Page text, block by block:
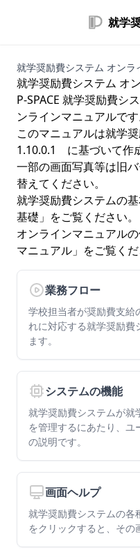
就学
就学奨励費システム オンラ
就学奨励費システム オ
P-SPACE 就学奨励費シ
ンラインマニュアルです
このマニュアルは就学
1.10.0.1 に基づいて作
一部の画面写真等は旧
替えてください。
就学奨励費システムの
基礎 」をご覧ください。
オンラインマニュアル
マニュアル 」をご覧くだ
業務フロー
学校担当者が奨励費支給
れに対応する就学奨励費
ます。
システムの機能
就学奨励費システムが就
を管理するにあたり、
の説明です。
画面ヘルプ
就学奨励費システムの各
をクリックすると、その